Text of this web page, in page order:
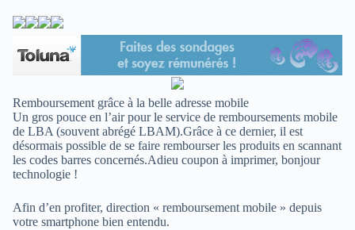
Remboursement grâce à la belle adresse mobile
Un gros pouce en l’air pour le service de remboursements mobile
de LBA (souvent abrégé LBAM).Grâce à ce dernier, il est
désormais possible de se faire rembourser les produits en scannant
les codes barres concernés.Adieu coupon à imprimer, bonjour
technologie !
Afin d’en profiter, direction « remboursement mobile » depuis
votre smartphone bien entendu.